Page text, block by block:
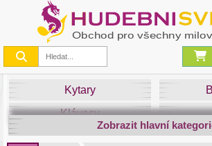
Kytary
Klávesy
Smyčce
Zobrazit hlavní